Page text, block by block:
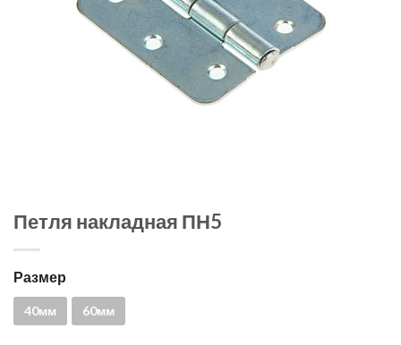
Петля накладная ПН5
Размер
40мм 60мм